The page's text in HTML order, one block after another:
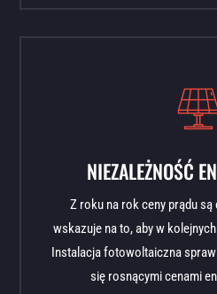
NIEZALEŻNOŚĆ
Z roku na rok ceny prądu
wskazuje na to, aby w
Instalacja fotowoltaiczna
się rosnącymi cenami